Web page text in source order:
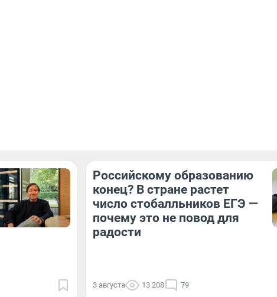
Российскому образованию
конец? В стране растет
число стобалльников ЕГЭ —
почему это не повод для
радости
3 августа 13 208 79